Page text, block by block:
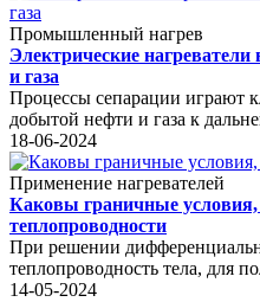
Промышленный нагрев
Электрические нагреватели
и газа
Процессы сепарации играют
добытой нефти и газа к
18-06-2024
Применение нагревателей
Каковы граничные
теплопроводности
При решении
теплопроводность тела, для
14-05-2024